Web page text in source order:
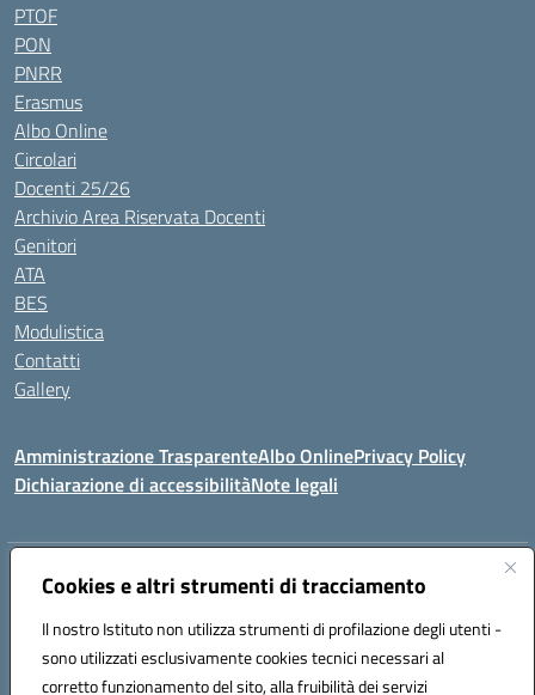
Cookies e altri strumenti di tracciamento
Il nostro Istituto non utilizza strumenti di profilazione degli utenti -
sono utilizzati esclusivamente cookies tecnici necessari al
corretto funzionamento del sito, alla fruibilità dei servizi
PTOF
PON
PNRR
Erasmus
Albo Online
Circolari
Docenti 25/26
Archivio Area Riservata Docenti
Genitori
ATA
BES
Modulistica
Contatti
Gallery
Amministrazione TrasparenteAlbo OnlinePrivacy Policy
Dichiarazione di accessibilitàNote legali
Indirizzo:Via Coniugi Crigna – Cap. 89861 – Tropea (VV)
Posta elettronica certificata (PEC):vvic82200d@pec.istruzione.it
Codice fiscale: 96012410799